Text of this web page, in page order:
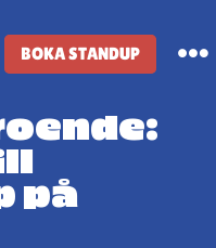
BOKA STANDUP
på